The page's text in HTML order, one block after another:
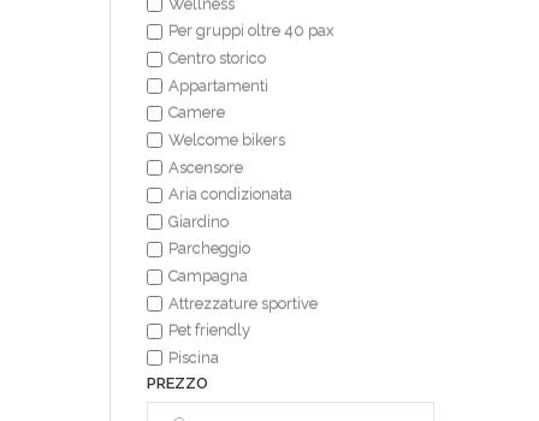
Wellness
Per gruppi oltre 40 pax
Centro storico
Appartamenti
Camere
Welcome bikers
Ascensore
Aria condizionata
Giardino
Parcheggio
Campagna
Attrezzature sportive
Pet friendly
Piscina
PREZZO